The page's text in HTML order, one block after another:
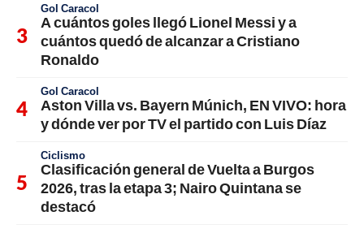
Gol Caracol
A cuántos goles llegó Lionel Messi y a
cuántos quedó de alcanzar a Cristiano
Ronaldo
Gol Caracol
Aston Villa vs. Bayern Múnich, EN VIVO: hora
y dónde ver por TV el partido con Luis Díaz
Ciclismo
Clasificación general de Vuelta a Burgos
2026, tras la etapa 3; Nairo Quintana se
destacó